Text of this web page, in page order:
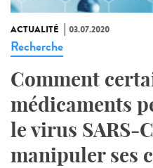
ACTUALITÉ 03.07.2020
Recherche
Comment
médicaments
le virus SARS-
manipuler ses